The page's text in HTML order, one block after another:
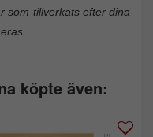
som tillverkats efter dina
köpte även: